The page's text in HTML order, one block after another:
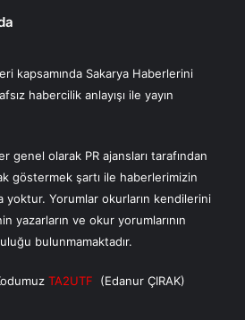
kapsamında Sakarya Haberlerini
habercilik anlayışı ile yayın
genel olarak PR ajansları tarafından
göstermek şartı ile haberlerimizin
yoktur. Yorumlar okurların kendilerini
yazarların ve okur yorumlarının
bulunmamaktadır.
TA2UTF (Edanur ÇIRAK)